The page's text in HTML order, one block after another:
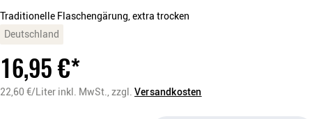
Traditionelle Flaschengärung, extra trocken
Deutschland
16,95€*
22,60 €/Liter inkl. MwSt., zzgl. Versandkosten